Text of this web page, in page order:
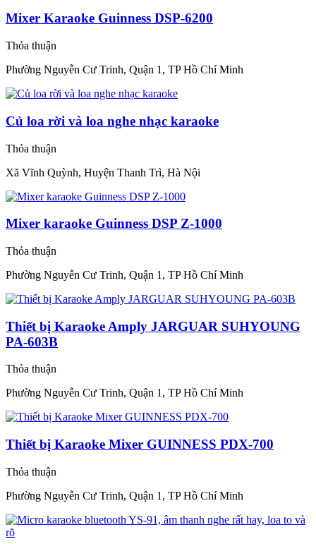
Mixer Karaoke Guinness DSP-6200
Thỏa thuận
Phường Nguyễn Cư Trinh, Quận 1, TP Hồ Chí Minh
Củ loa rời và loa nghe nhạc karaoke
Thỏa thuận
Xã Vĩnh Quỳnh, Huyện Thanh Trì, Hà Nội
Mixer karaoke Guinness DSP Z-1000
Thỏa thuận
Phường Nguyễn Cư Trinh, Quận 1, TP Hồ Chí Minh
Thiết bị Karaoke Amply JARGUAR SUHYOUNG
PA-603B
Thỏa thuận
Phường Nguyễn Cư Trinh, Quận 1, TP Hồ Chí Minh
Thiết bị Karaoke Mixer GUINNESS PDX-700
Thỏa thuận
Phường Nguyễn Cư Trinh, Quận 1, TP Hồ Chí Minh